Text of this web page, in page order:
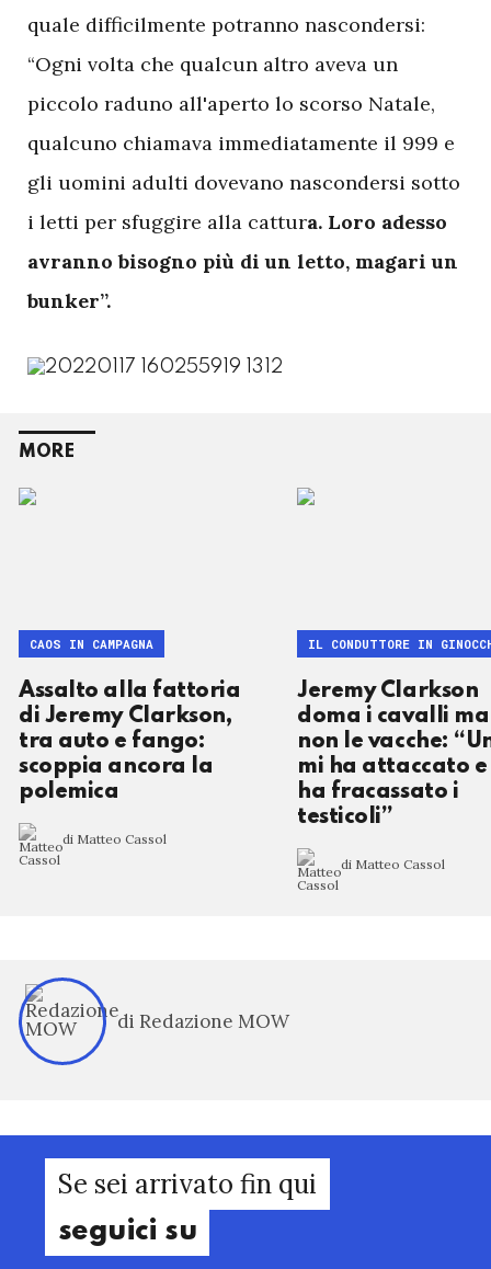
quale difficilmente potranno nascondersi:
“Ogni volta che qualcun altro aveva un
piccolo raduno all'aperto lo scorso Natale,
qualcuno chiamava immediatamente il 999 e
gli uomini adulti dovevano nascondersi sotto
i letti per sfuggire alla cattura. Loro adesso
avranno bisogno più di un letto, magari un
bunker”.
MORE
Assalto alla fattoria
di Jeremy Clarkson,
tra auto e fango:
scoppia ancora la
polemica
di Matteo Cassol
CAOS IN CAMPAGNA
Jeremy Clarkson
doma i cavalli ma
non le vacche:
mi ha attaccato e
ha fracassato i
testicoli”
di Matteo Cassol
IL CONDUTTORE IN
di Redazione MOW
Se sei arrivato fin qui
seguici su